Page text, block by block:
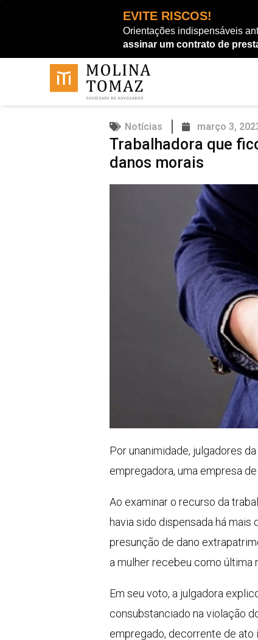
EVITE RISCOS!
Orientações indispensáveis
assinar um contrato de
conteúdo
Notícias março 3,
Trabalhadora que
danos morais
Por unanimidade, julgadores
empregadora, uma empresa
Ao examinar o recurso da
havia sido dispensada há
presunção de dano
a mulher recebeu como última
Em seu voto, a julgadora
consubstanciado na violação
empregado, decorrente de ato